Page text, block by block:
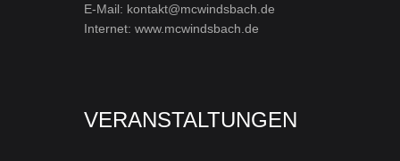
E-Mail: kontakt@mcwindsbach.de
Internet: www.mcwindsbach.de
VERANSTALTUNGEN